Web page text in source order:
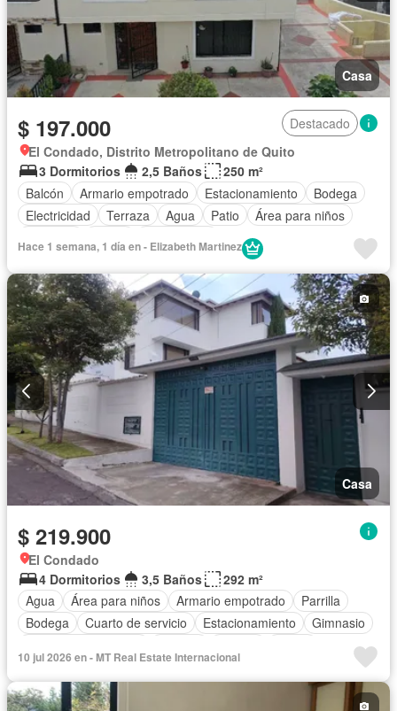
Casa
$ 197.000
Destacado
El Condado, Distrito Metropolitano de Quito
3 Dormitorios
2,5 Baños
250 m²
Balcón
Armario empotrado Estacionamiento
Bodega
Electricidad
Terraza Agua Patio
Área para niños
Hace 1 semana, 1 día en - Elizabeth Martinez
Casa
$ 219.900
El Condado
4 Dormitorios
3,5 Baños
292 m²
Agua
Área para niños Armario empotrado
Parrilla
Bodega
Cuarto de servicio Estacionamiento
Gimnasio
Conserje
Terraza Wifi Parcialmente amoblado
10 jul 2026 en - MT Real Estate Internacional